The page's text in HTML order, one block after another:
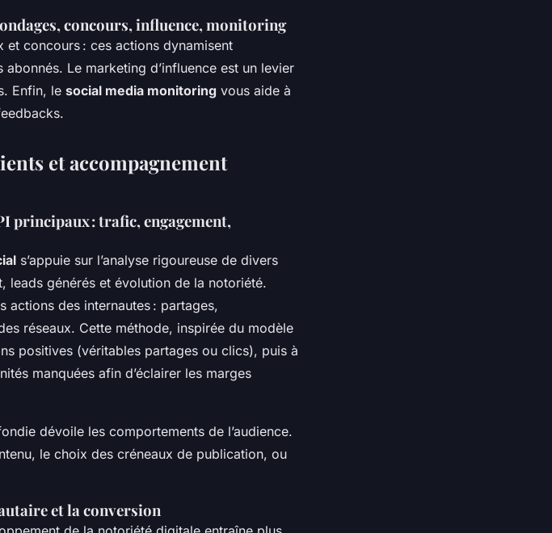
concours, influence, monitoring
et concours : ces actions dynamisent
Le marketing d’influence est un levier
Enfin, le social media monitoring vous aide à
et accompagnement
principaux : trafic, engagement,
s’appuie sur l’analyse rigoureuse de divers
leads générés et évolution de la notoriété.
actions des internautes : partages,
réseaux. Cette méthode, inspirée du modèle
positives (véritables partages ou clics), puis à
manquées afin d’éclairer les marges
dévoile les comportements de l’audience.
le choix des créneaux de publication, ou
et la conversion